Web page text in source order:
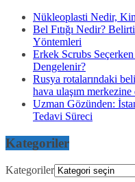
Nükleoplasti Nedir,
Bel Fıtığı Nedir?
Yöntemleri
Erkek Scrubs
Dengelenir?
Rusya rotalarındaki
hava ulaşım
Uzman Gözünden:
Tedavi Süreci
Kategoriler
Kategoriler